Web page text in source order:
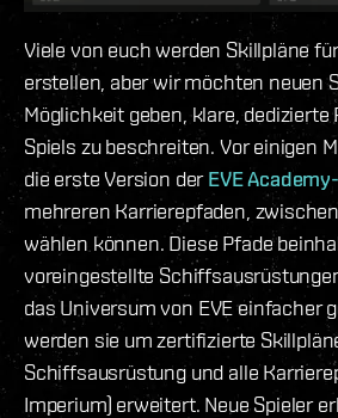
Viele von euch werden Skillpläne
erstellen, aber wir möchten neuen
Möglichkeit geben, klare, dedizierte
Spiels zu beschreiten. Vor einigen
die erste Version derEVE
mehreren Karrierepfaden,
wählen können. Diese Pfade
voreingestellte
das Universum von EVE einfacher
werden sie um zertifizierte
Schiffsausrüstung und alle
Imperium) erweitert. Neue Spieler